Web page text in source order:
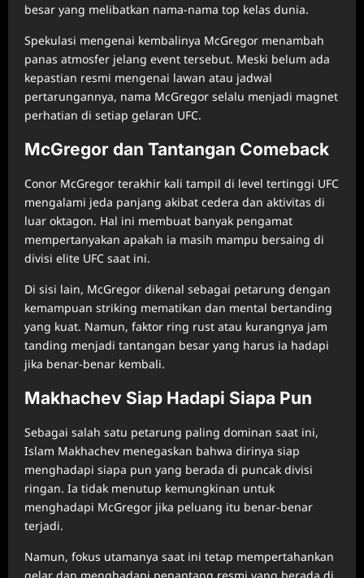
besar yang melibatkan nama-nama top kelas dunia.
Spekulasi mengenai kembalinya McGregor menambah
panas atmosfer jelang event tersebut. Meski belum ada
kepastian resmi mengenai lawan atau jadwal
pertarungannya, nama McGregor selalu menjadi magnet
perhatian di setiap gelaran UFC.
McGregor dan Tantangan Comeback
Conor McGregor terakhir kali tampil di level tertinggi UFC
mengalami jeda panjang akibat cedera dan aktivitas di
luar oktagon. Hal ini membuat banyak pengamat
mempertanyakan apakah ia masih mampu bersaing di
divisi elite UFC saat ini.
Di sisi lain, McGregor dikenal sebagai petarung dengan
kemampuan striking mematikan dan mental bertanding
yang kuat. Namun, faktor ring rust atau kurangnya jam
tanding menjadi tantangan besar yang harus ia hadapi
jika benar-benar kembali.
Makhachev Siap Hadapi Siapa Pun
Sebagai salah satu petarung paling dominan saat ini,
Islam Makhachev menegaskan bahwa dirinya siap
menghadapi siapa pun yang berada di puncak divisi
ringan. Ia tidak menutup kemungkinan untuk
menghadapi McGregor jika peluang itu benar-benar
terjadi.
Namun, fokus utamanya saat ini tetap mempertahankan
gelar dan menghadapi penantang resmi yang berada di